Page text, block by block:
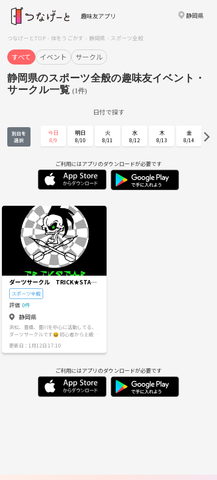
趣味友アプリ 静岡県
つなげーとTOP 体をうごかす 静岡県 スポーツ全般
すべて イベント サークル
静岡県のスポーツ全般の趣味友イベント・
サークル一覧 (1件)
日付で探す
別日を
選択
今日
8/9
明日
8/10
火
8/11
水
8/12
木
8/13
金
8/14
8/15 8/16 8/17 8/18 8/19
金
8/21
土
8/22
月
8/24
火
8/25
8/27 8/28 8/29
水
9/2
木
9/3
ご利用にはアプリのダウンロードが必要です
ダーツサークル TRICK★STAR
(ﾄﾘｯｸｽﾀｰ)
スポーツ全般
評価 0件
静岡県
浜松、豊橋、豊川を中心に活動してる、
ダーツサークルです😆 初心者から上級者
軽に参加ください❗️🌠 初心者の方も、丁
寧に教えます🎵 【メンバー】 20代～40
人たちばかりです✨ ライブレーティング
は、２～９の 初心者から中級者が多いで
（遅刻、早退OK!） 💚月１回木曜日ダー
更新日：1月12日 17:10
ご利用にはアプリのダウンロードが必要です